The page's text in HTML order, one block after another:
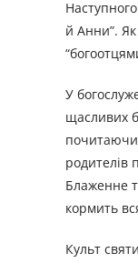
й Анни”.
У
щасливих
почитаючи
родителів
Блаженне
кормить
Культ